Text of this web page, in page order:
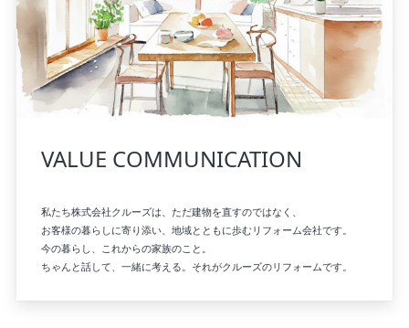
VALUE COMMUNICATION
私たち株式会社クルーズは、ただ建物を直すのではなく、
お客様の暮らしに寄り添い、地域とともに歩むリフォーム会社です。
今の暮らし、これからの家族のこと。
ちゃんと話して、一緒に考える。それがクルーズのリフォームです。